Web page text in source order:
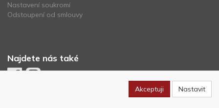
Nastavení soukromí
Odstoupení od smlouvy
Najdete nás také
Akceptuji Nastavit